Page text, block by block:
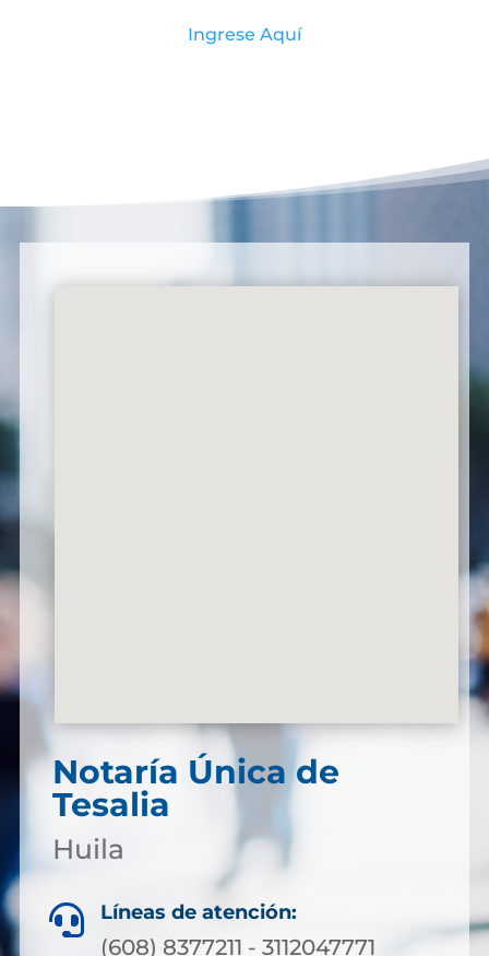
Ingrese Aquí
Notaría Única de
Tesalia
Huila
 Líneas de atención:
(608) 8377211 - 3112047771